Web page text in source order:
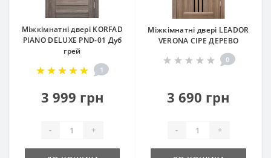
Міжкімнатні двері KORFAD
PIANO DELUXE PND-01 Дуб
грей
1
3 999 грн
- +
Міжкімнатні двері LEADOR
VERONA СІРЕ ДЕРЕВО
0
3 690 грн
- +